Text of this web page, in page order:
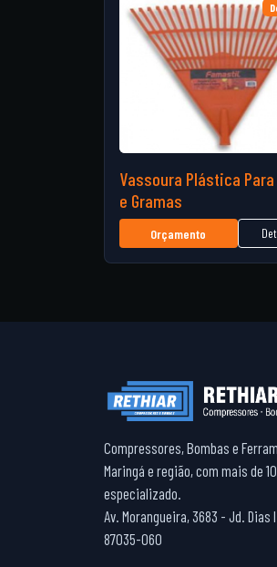
Vassoura Plástica Para
e Gramas
Orçamento
Compressores, Bombas e
Maringá e região, com mais de
especializado.
Av. Morangueira, 3683 - Jd. Dias
87035-060